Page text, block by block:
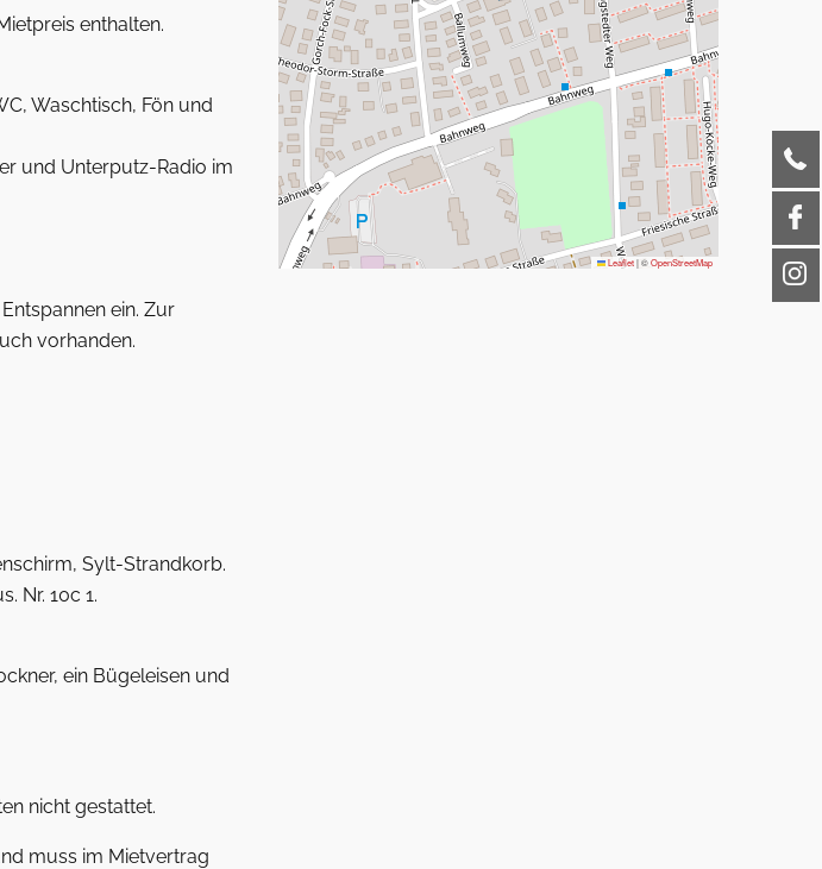
enthalten.
Waschtisch, Fön und
und Unterputz-Radio im
ein. Zur
vorhanden.
Sylt-Strandkorb.
Nr. 10c 1.
ein Bügeleisen und
nicht gestattet.
muss im Mietvertrag
Leaflet|©OpenStreetMap